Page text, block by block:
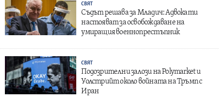
СВЯТ
Съдът решава за Младич: Адвокати
настояват за освобождаване на
умиращия военнопрестъпник
СВЯТ
Подозрителни залози на Polymarket и
Уолстрийт около войната на Тръмп с
Иран